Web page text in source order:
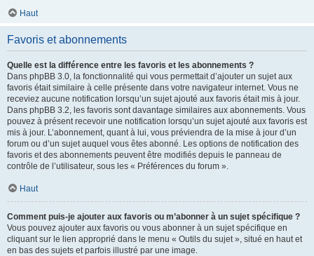
Haut
Favoris et abonnements
Quelle est la différence entre les favoris et les abonnements ?
Dans phpBB 3.0, la fonctionnalité qui vous permettait d’ajouter un sujet aux
favoris était similaire à celle présente dans votre navigateur internet. Vous ne
receviez aucune notification lorsqu’un sujet ajouté aux favoris était mis à jour.
Dans phpBB 3.2, les favoris sont davantage similaires aux abonnements. Vous
pouvez à présent recevoir une notification lorsqu’un sujet ajouté aux favoris est
mis à jour. L’abonnement, quant à lui, vous préviendra de la mise à jour d’un
forum ou d’un sujet auquel vous êtes abonné. Les options de notification des
favoris et des abonnements peuvent être modifiés depuis le panneau de
contrôle de l’utilisateur, sous les « Préférences du forum ».
Haut
Comment puis-je ajouter aux favoris ou m’abonner à un sujet spécifique ?
Vous pouvez ajouter aux favoris ou vous abonner à un sujet spécifique en
cliquant sur le lien approprié dans le menu « Outils du sujet », situé en haut et
en bas des sujets et parfois illustré par une image.